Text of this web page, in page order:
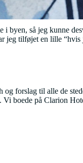
byen, så jeg kunne
jeg tilføjet en lille
forslag til alle de
boede på Clarion